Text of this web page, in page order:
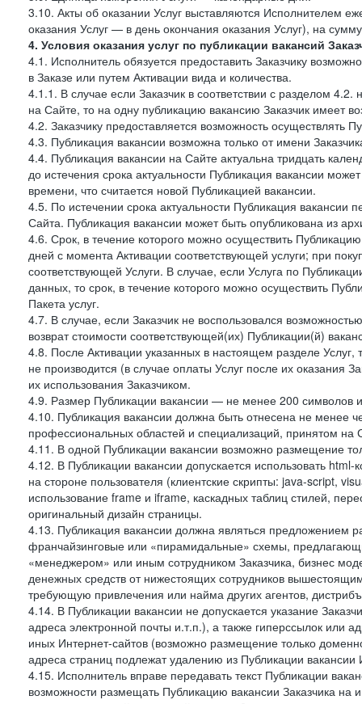
3.10. Акты об оказании Услуг выставляются Исполнителем
оказания Услуг — в день окончания оказания Услуг), на
4. Условия оказания услуг по публикации вакансий
4.1. Исполнитель обязуется предоставить Заказчику
в Заказе или путем Активации вида и количества.
4.1.1. В случае если Заказчик в соответствии с разделом
на Сайте, то на одну публикацию вакансию Заказчик имеет
4.2. Заказчику предоставляется возможность осуществлять
4.3. Публикация вакансии возможна только от имени
4.4. Публикация вакансии на Сайте актуальна тридцать
до истечения срока актуальности Публикация вакансии
времени, что считается новой Публикацией вакансии.
4.5. По истечении срока актуальности Публикация
Сайта. Публикация вакансии может быть опубликована из
4.6. Срок, в течение которого можно осуществить
дней с момента Активации соответствующей услуги; при
соответствующей Услуги. В случае, если Услуга по
данных, то срок, в течение которого можно осуществить
Пакета услуг.
4.7. В случае, если Заказчик не воспользовался
возврат стоимости соответствующей(их) Публикации(й)
4.8. После Активации указанных в настоящем разделе Услуг,
не производится (в случае оплаты Услуг после их оказания
их использования Заказчиком.
4.9. Размер Публикации вакансии — не менее 200 символов
4.10. Публикация вакансии должна быть отнесена не менее
профессиональных областей и специализаций, принятом на
4.11. В одной Публикации вакансии возможно размещение
4.12. В Публикации вакансии допускается использовать
на стороне пользователя (клиентские скрипты: java-script,
использование frame и iframe, каскадных таблиц стилей,
оригинальный дизайн страницы.
4.13. Публикация вакансии должна являться
франчайзинговые или «пирамидальные» схемы,
«менеджером» или иным сотрудником Заказчика, бизнес
денежных средств от нижестоящих сотрудников
требующую привлечения или найма других агентов,
4.14. В Публикации вакансии не допускается указание
адреса электронной почты и.т.п.), а также гиперссылок или
иных Интернет-сайтов (возможно размещение только
адреса страниц подлежат удалению из Публикации
4.15. Исполнитель вправе передавать текст Публикации
возможности размещать Публикацию вакансии Заказчика